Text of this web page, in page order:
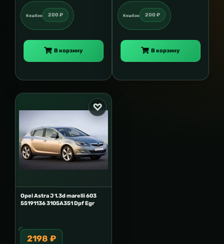
Кешбэк 200 ₽
В корзину
Кешбэк 200 ₽
В корзину
Opel Astra J 1.3d marelli 603
55191136 3105A351 Dpf Egr
2198 ₽